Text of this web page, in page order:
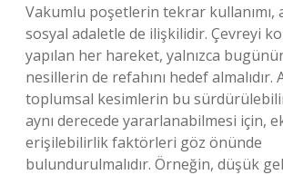
Vakumlu poşetlerin tekrar kullanımı,
sosyal adaletle de ilişkilidir. Çevreyi
yapılan her hareket, yalnızca
nesillerin de refahını hedef almalıdır.
toplumsal kesimlerin bu
aynı derecede yararlanabilmesi için,
erişilebilirlik faktörleri göz önünde
bulundurulmalıdır. Örneğin, düşük